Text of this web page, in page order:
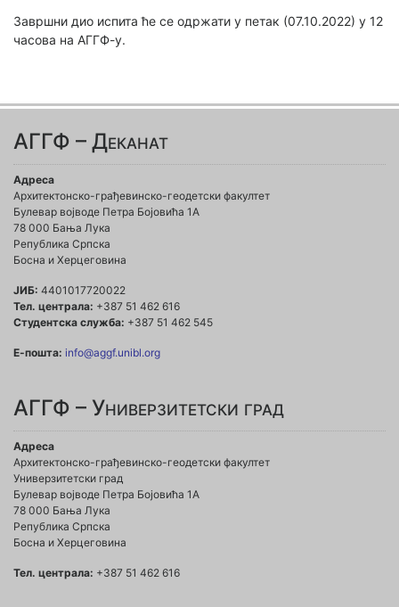
Завршни дио испита ће се одржати у петак (07.10.2022) у 12
часова на АГГФ-у.
АГГФ – Деканат
Адреса
Архитектонско-грађевинско-геодетски факултет
Булевар војводе Петра Бојовића 1A
78 000 Бања Лука
Република Српска
Босна и Херцеговина
ЈИБ: 4401017720022
Тел. централа: +387 51 462 616
Студентска служба: +387 51 462 545
Е-пошта: info@aggf.unibl.org
АГГФ – Универзитетски град
Адреса
Архитектонско-грађевинско-геодетски факултет
Универзитетски град
Булевар војводе Петра Бојовића 1A
78 000 Бања Лука
Република Српска
Босна и Херцеговина
Тел. централа: +387 51 462 616